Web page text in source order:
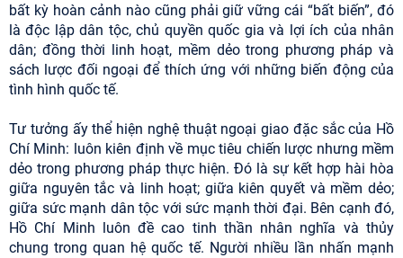
bất kỳ hoàn cảnh nào cũng phải giữ vững cái “bất biến”, đó
là độc lập dân tộc, chủ quyền quốc gia và lợi ích của nhân
dân; đồng thời linh hoạt, mềm dẻo trong phương pháp và
sách lược đối ngoại để thích ứng với những biến động của
tình hình quốc tế.
Tư tưởng ấy thể hiện nghệ thuật ngoại giao đặc sắc của Hồ
Chí Minh: luôn kiên định về mục tiêu chiến lược nhưng mềm
dẻo trong phương pháp thực hiện. Đó là sự kết hợp hài hòa
giữa nguyên tắc và linh hoạt; giữa kiên quyết và mềm dẻo;
giữa sức mạnh dân tộc với sức mạnh thời đại. Bên cạnh đó,
Hồ Chí Minh luôn đề cao tinh thần nhân nghĩa và thủy
chung trong quan hệ quốc tế. Người nhiều lần nhấn mạnh